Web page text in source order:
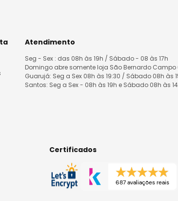
Atendimento
Seg - Sex : das 08h às 19h / Sábado - 08 às 17h
Domingo abre somente loja São Bernardo Campo
Guarujá: Seg a Sex 08h às 19:30 / Sábado 08h às
Santos: Seg a Sex - 08h às 19h e Sábado 08h às
Certificados
687 avaliações reais